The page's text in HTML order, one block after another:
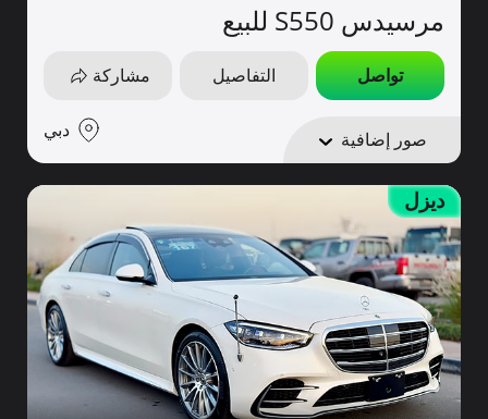
مرسيدس S550 للبيع
تواصل التفاصيل مشاركة
صور إضافية دبي
ديزل